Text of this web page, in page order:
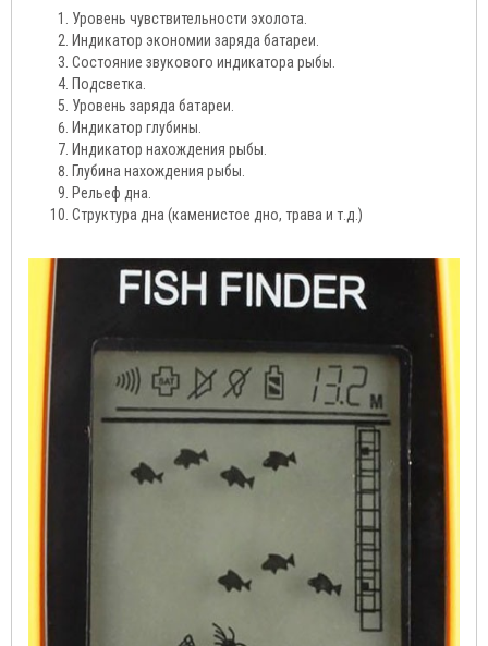
Уровень чувствительности эхолота.
Индикатор экономии заряда батареи.
Состояние звукового индикатора рыбы.
Подсветка.
Уровень заряда батареи.
Индикатор глубины.
Индикатор нахождения рыбы.
Глубина нахождения рыбы.
Рельеф дна.
Структура дна (каменистое дно, трава и т.д.)